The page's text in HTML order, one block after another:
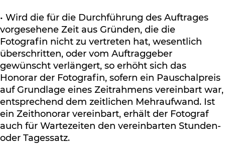
• Wird die für die Durchführung des Auftrages
vorgesehene Zeit aus Gründen, die die
Fotografin nicht zu vertreten hat, wesentlich
überschritten, oder vom Auftraggeber
gewünscht verlängert, so erhöht sich das
Honorar der Fotografin, sofern ein Pauschalpreis
auf Grundlage eines Zeitrahmens vereinbart war,
entsprechend dem zeitlichen Mehraufwand. Ist
ein Zeithonorar vereinbart, erhält der Fotograf
auch für Wartezeiten den vereinbarten Stunden-
oder Tagessatz.